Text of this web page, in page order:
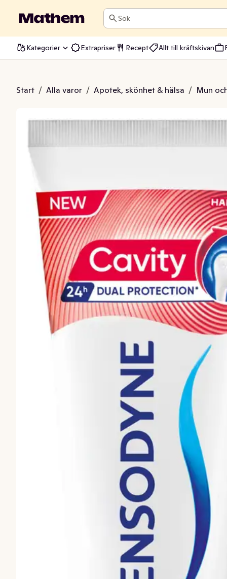
Sök
Kategorier Extrapriser Recept Allt till kräftskivan
Start / Alla varor / Apotek, skönhet & hälsa / Mun
+ Sensitivity